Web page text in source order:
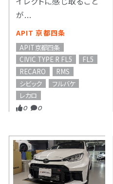
が...
APIT 京都四条
APIT京都四条
CIVIC TYPE R FL5
FL5
RECARO
RMS
シビック
フルバケ
レカロ
0 0